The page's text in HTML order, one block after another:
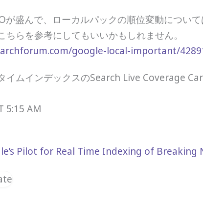
が盛んで、ローカルパックの順位変動につい
らを参考にしてもいいかもしれません。
google-local-important/
イムインデックスのSearch Live Coverage
5:15 AM
Pilot for Real Time Indexing of Breaking